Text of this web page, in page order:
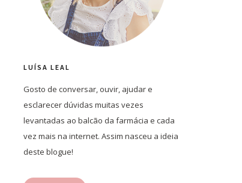
LUÍSA LEAL
Gosto de conversar, ouvir, ajudar e
esclarecer dúvidas muitas vezes
levantadas ao balcão da farmácia e cada
vez mais na internet. Assim nasceu a ideia
deste blogue!